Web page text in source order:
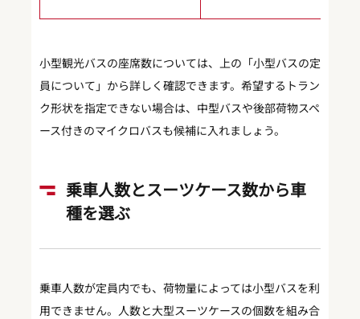
小型観光バスの座席数については、上の「小型バスの定
員について」から詳しく確認できます。希望するトラン
ク形状を指定できない場合は、中型バスや後部荷物スペ
ース付きのマイクロバスも候補に入れましょう。
乗車人数とスーツケース数から車
種を選ぶ
乗車人数が定員内でも、荷物量によっては小型バスを利
用できません。人数と大型スーツケースの個数を組み合